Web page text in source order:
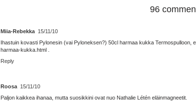
96
Miia-Rebekka 15/11/10
Ihastuin kovasti Pylonesin (vai Pyloneksen?) 50cl harmaa kukka Termospulloon,
harmaa-kukka.html .
Reply
Roosa 15/11/10
Paljon kaikkea ihanaa, mutta suosikkini ovat nuo Nathalie Létén eläinmagneetit.